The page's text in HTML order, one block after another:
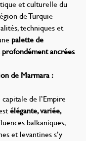
et culturelle du
de Turquie
techniques et
palette de
ancrées
de Marmara :
de l’Empire
élégante, variée,
balkaniques,
et levantines s’y